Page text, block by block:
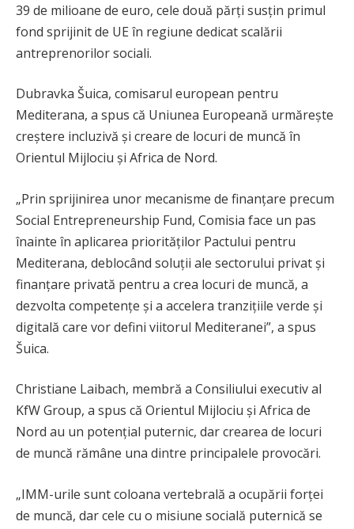
39 de milioane de euro, cele două părți susțin primul
fond sprijinit de UE în regiune dedicat scalării
antreprenorilor sociali.
Dubravka Šuica, comisarul european pentru
Mediterana, a spus că Uniunea Europeană urmărește
creștere incluzivă și creare de locuri de muncă în
Orientul Mijlociu și Africa de Nord.
„Prin sprijinirea unor mecanisme de finanțare precum
Social Entrepreneurship Fund, Comisia face un pas
înainte în aplicarea priorităților Pactului pentru
Mediterana, deblocând soluții ale sectorului privat și
finanțare privată pentru a crea locuri de muncă, a
dezvolta competențe și a accelera tranzițiile verde și
digitală care vor defini viitorul Mediteranei”, a spus
Šuica.
Christiane Laibach, membră a Consiliului executiv al
KfW Group, a spus că Orientul Mijlociu și Africa de
Nord au un potențial puternic, dar crearea de locuri
de muncă rămâne una dintre principalele provocări.
„IMM-urile sunt coloana vertebrală a ocupării forței
de muncă, dar cele cu o misiune socială puternică se